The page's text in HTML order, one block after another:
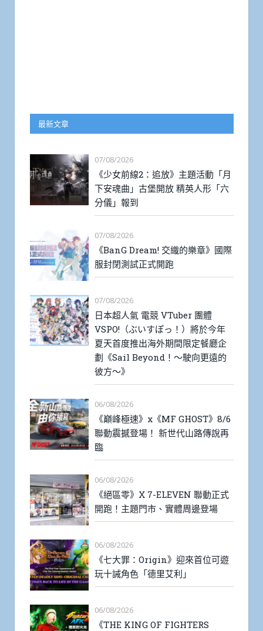
最新文章
07/08/2026
《少女前線2：追放》主題活動「月
下安魂曲」古堡開放 精英人形「六
分儀」報到
07/08/2026
《BanG Dream! 交織的樂章》國際
服封閉測試正式開跑
07/08/2026
日本超人氣 電競 VTuber 團體
VSPO!（ぶいすぽっ！）將於今年
夏天首度推出海外期間限定餐廳企
劃《Sail Beyond！～駛向更遠的
彼方～》
06/08/2026
《巔峰極速》x《MF GHOST》8/6
聯動震撼登場！ 新世代山路傳說再
臨
06/08/2026
《絕區零》X 7-ELEVEN 聯動正式
開跑！主題門市、實體周邊登場
06/08/2026
《七大罪：Origin》迎來首位可遊
玩十誡角色「德里艾利」
06/08/2026
《THE KING OF FIGHTERS